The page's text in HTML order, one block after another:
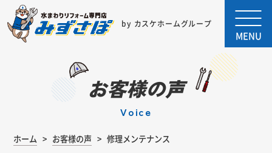
by カスケホームグループ
MENU
お客様の声
voice
ホーム お客様の声 修理メンテナンス